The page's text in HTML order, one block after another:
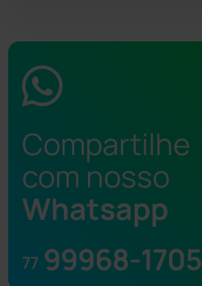
Compartilhe
com nosso
Whatsapp
77 99968-1705